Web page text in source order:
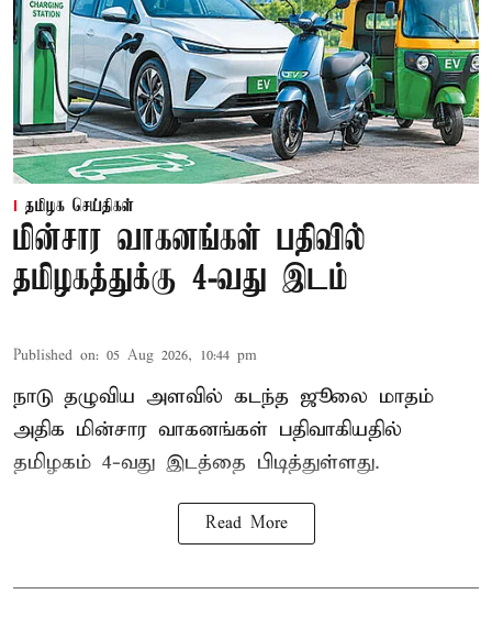
தமிழக செய்திகள்
மின்சார வாகனங்கள் பதிவில்
தமிழகத்துக்கு 4-வது இடம்
Published on: 05 Aug 2026, 10:44 pm
நாடு தழுவிய அளவில் கடந்த ஜூலை மாதம்
அதிக மின்சார வாகனங்கள் பதிவாகியதில்
தமிழகம் 4-வது இடத்தை பிடித்துள்ளது.
Read More